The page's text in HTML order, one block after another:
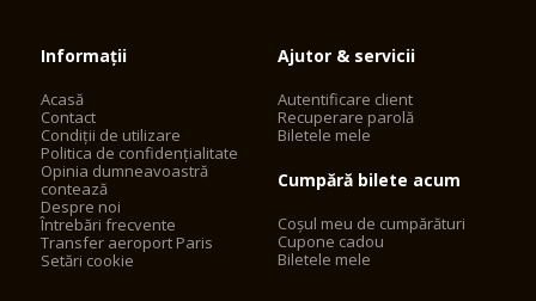
Informații
Acasă
Contact
Condiții de utilizare
Politica de confidențialitate
Opinia dumneavoastră
contează
Despre noi
Întrebări frecvente
Transfer aeroport Paris
Setări cookie
Ajutor & servicii
Autentificare client
Recuperare parolă
Biletele mele
Cumpără bilete acum
Coșul meu de cumpărături
Cupone cadou
Biletele mele